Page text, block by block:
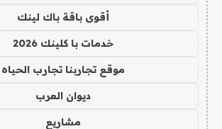
أقوى باقة باك لينك
خدمات با كلينك 2026
موقع تجاربنا تجارب الحياه
ديوان العرب
مشاريع